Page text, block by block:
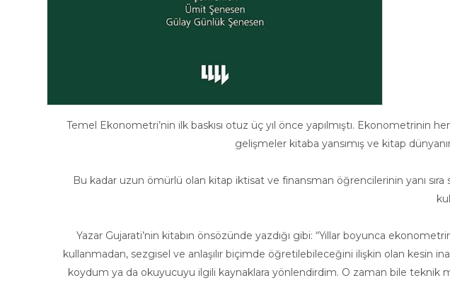
Temel Ekonometri’nin ilk baskısı otuz üç yıl önce yapılmıştı.
gelişmeler kitaba yansımış ve kitap
Bu kadar uzun ömürlü olan kitap iktisat ve finansman öğrencilerinin yanı
Yazar Gujarati’nin kitabın önsözünde yazdığı gibi: “Yıllar boyunca
kullanmadan, sezgisel ve anlaşılır biçimde öğretilebileceğini ilişkin olan kesin
koydum ya da okuyucuyu ilgili kaynaklara yönlendirdim. O zaman bile teknik